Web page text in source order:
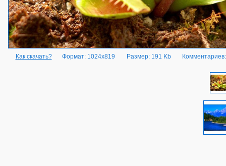
Как скачать? Формат: 1024x819 Размер: 191 Kb Комментариев: